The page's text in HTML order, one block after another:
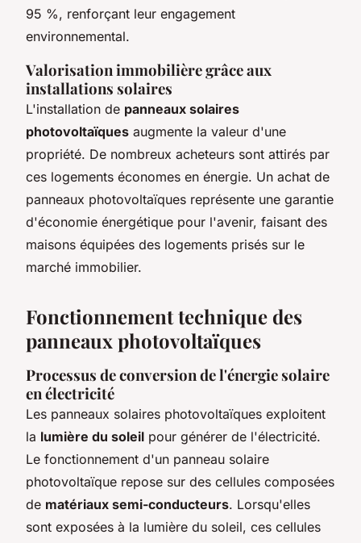
95 %, renforçant leur engagement
environnemental.
Valorisation immobilière grâce aux
installations solaires
L'installation de panneaux solaires
photovoltaïques augmente la valeur d'une
propriété. De nombreux acheteurs sont attirés par
ces logements économes en énergie. Un achat de
panneaux photovoltaïques représente une garantie
d'économie énergétique pour l'avenir, faisant des
maisons équipées des logements prisés sur le
marché immobilier.
Fonctionnement technique des
panneaux photovoltaïques
Processus de conversion de l'énergie solaire
en électricité
Les panneaux solaires photovoltaïques exploitent
la lumière du soleil pour générer de l'électricité.
Le fonctionnement d'un panneau solaire
photovoltaïque repose sur des cellules composées
de matériaux semi-conducteurs. Lorsqu'elles
sont exposées à la lumière du soleil, ces cellules